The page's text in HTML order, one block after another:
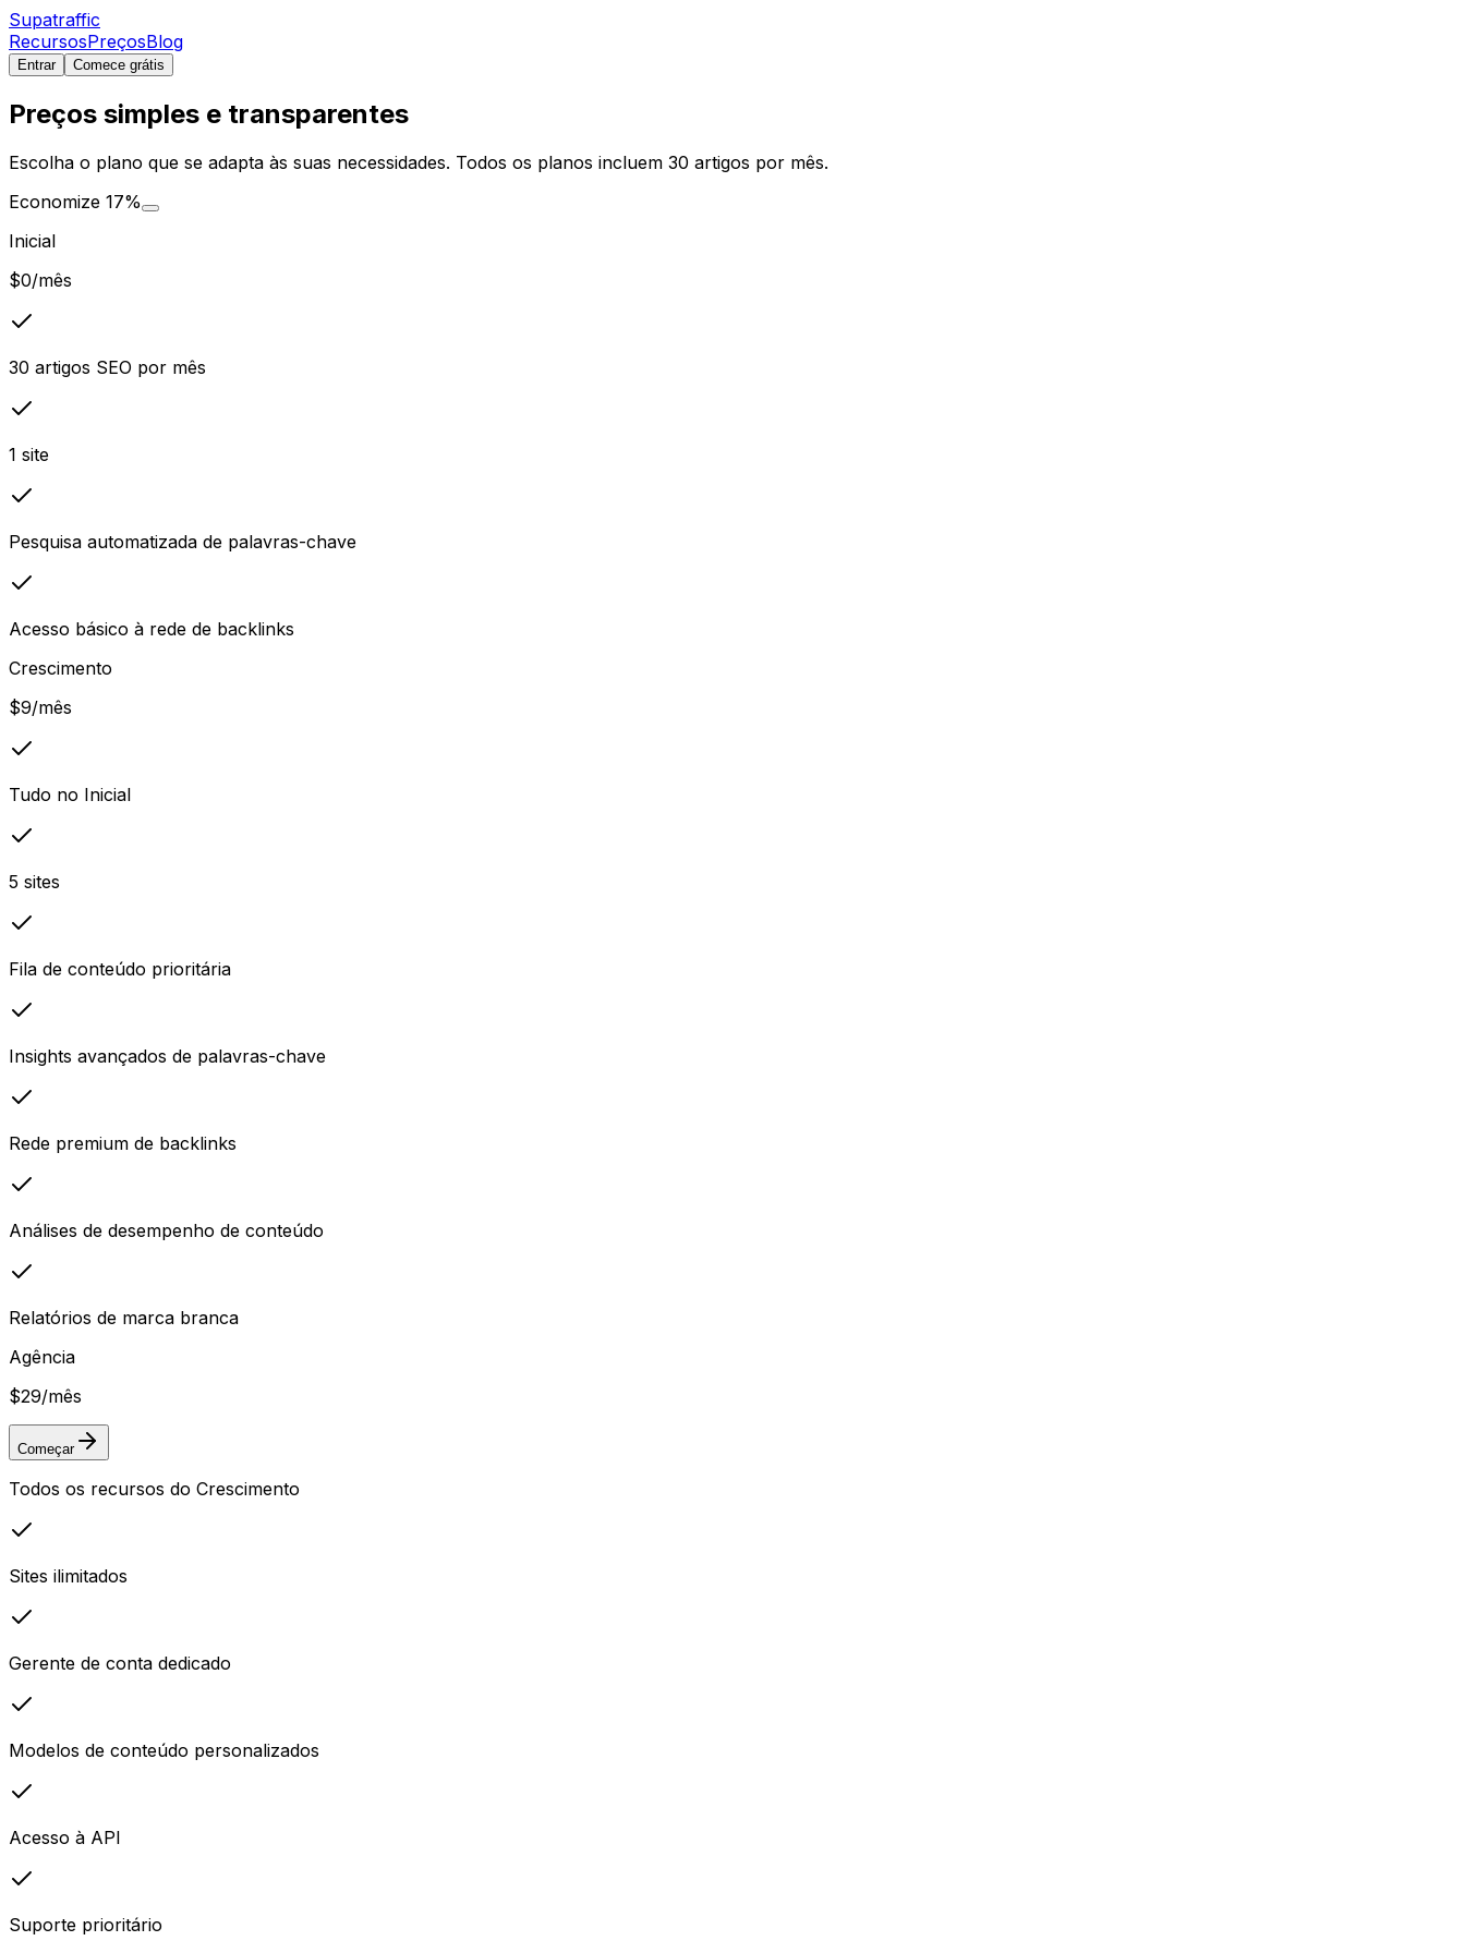
Supatraffic
RecursosPreçosBlog
Entrar Comece grátis
Preços simples e transparentes
Escolha o plano que se adapta às suas necessidades. Todos os planos incluem 30 artigos por mês.
Economize 17%
Inicial
$0/mês
30 artigos SEO por mês
1 site
Pesquisa automatizada de palavras-chave
Acesso básico à rede de backlinks
Crescimento
$9/mês
Tudo no Inicial
5 sites
Fila de conteúdo prioritária
Insights avançados de palavras-chave
Rede premium de backlinks
Análises de desempenho de conteúdo
Relatórios de marca branca
Agência
$29/mês
Começar
Todos os recursos do Crescimento
Sites ilimitados
Gerente de conta dedicado
Modelos de conteúdo personalizados
Acesso à API
Suporte prioritário